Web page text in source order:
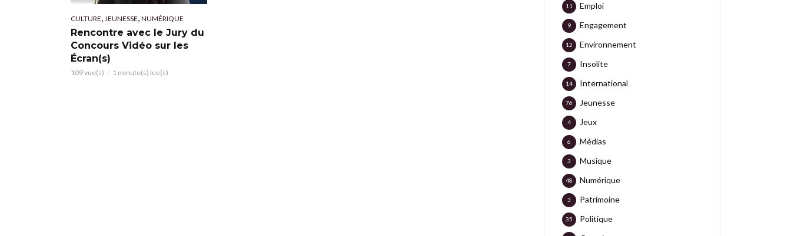
CULTURE, JEUNESSE, NUMÉRIQUE
Rencontre avec le Jury du
Concours Vidéo sur les
Écran(s)
109 vue(s) 1 minute(s) lue(s)
Emploi
11
Engagement
9
Environnement
12
Insolite
7
International
14
Jeunesse
76
Jeux
4
Médias
6
Musique
3
Numérique
48
Patrimoine
3
Politique
35